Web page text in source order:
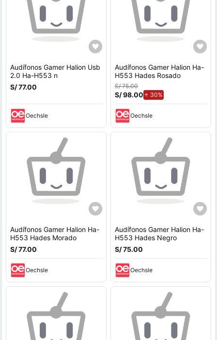
Audífonos Gamer Halion Usb
2.0 Ha-H553 n
S/ 77.00
Oechsle
Audífonos Gamer Halion Ha-
H553 Hades Rosado
S/ 75.00
S/ 98.00 30%de aumento.
Oechsle
Audífonos Gamer Halion Ha-
H553 Hades Morado
S/ 77.00
Oechsle
Audífonos Gamer Halion Ha-
H553 Hades Negro
S/ 75.00
Oechsle